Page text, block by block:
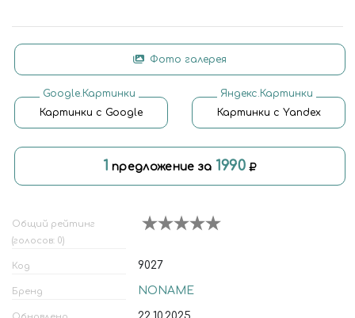
Фото галерея
Google.Картинки
Картинки с Google
Яндекс.Картинки
Картинки с Yandex
1 предложение за 1990
Общий рейтинг
(голосов: 0)
Код 9027
Бренд NONAME